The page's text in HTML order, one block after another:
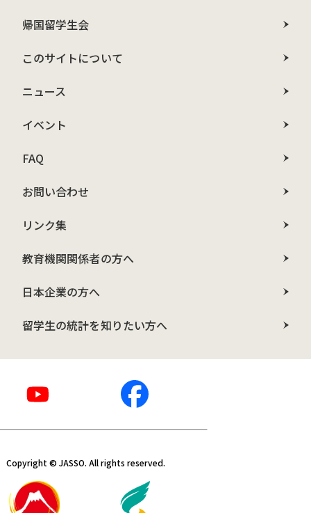
帰国留学生会
このサイトについて
ニュース
イベント
FAQ
お問い合わせ
リンク集
教育機関関係者の方へ
日本企業の方へ
留学生の統計を知りたい方へ
Copyright © JASSO. All rights reserved.